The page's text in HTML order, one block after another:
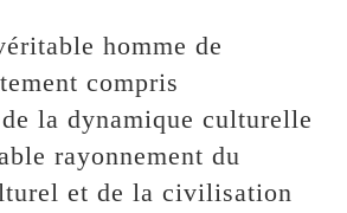
homme de
compris
la dynamique culturelle
rayonnement du
et de la civilisation